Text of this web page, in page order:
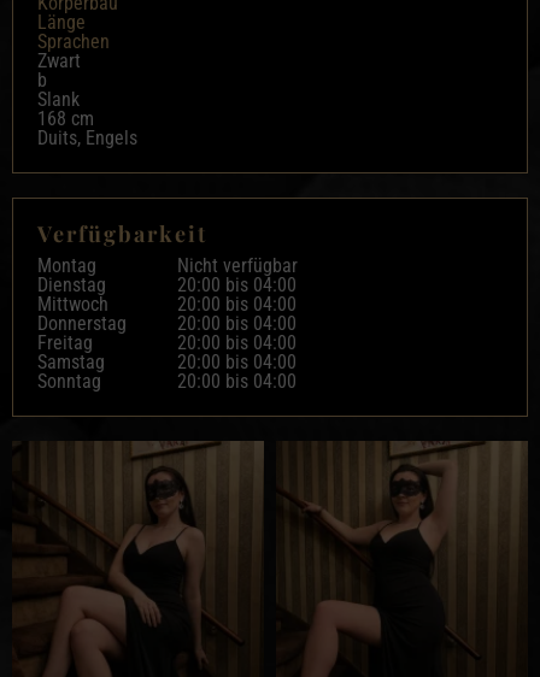
Länge
Sprachen
Zwart
b
Slank
168 cm
Duits, Engels
Verfügbarkeit
Montag
Nicht verfügbar
Dienstag
20:00 bis 04:00
Mittwoch
20:00 bis 04:00
Donnerstag
20:00 bis 04:00
Freitag
20:00 bis 04:00
Samstag
20:00 bis 04:00
Sonntag
20:00 bis 04:00